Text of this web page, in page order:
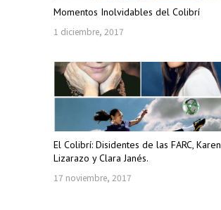
Momentos Inolvidables del Colibrí
1 diciembre, 2017
El Colibrí: Disidentes de las FARC, Karen
Lizarazo y Clara Janés.
17 noviembre, 2017